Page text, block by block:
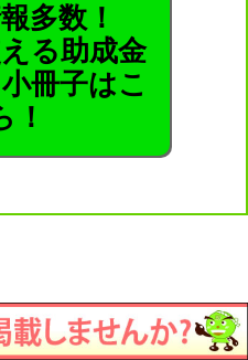
多数！
える助成金
冊子はこ
！